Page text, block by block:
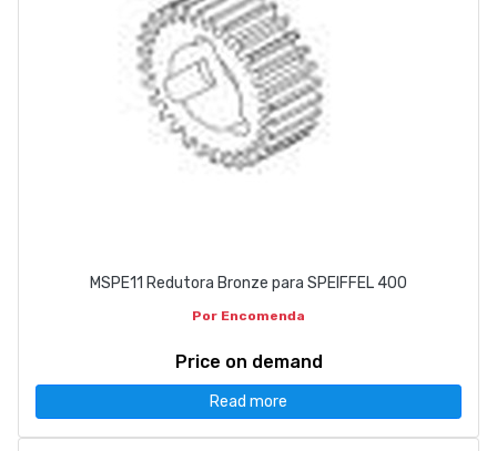
MSPE11 Redutora Bronze para SPEIFFEL 400
Por Encomenda
Price on demand
Read more